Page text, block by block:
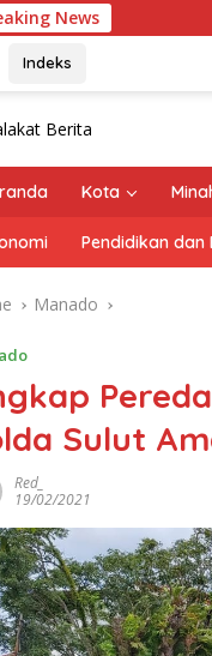
News
Indeks
Kota
Pendidikan dan
Manado
Sulut
Red_
19/02/2021